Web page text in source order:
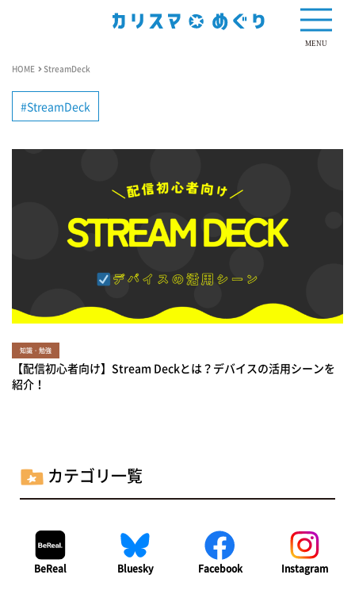
MENU
HOME StreamDeck
StreamDeck
知識・勉強
【配信初心者向け】Stream Deckとは？デバイスの活用シーンを
紹介！
カテゴリ一覧
BeReal Bluesky Facebook Instagram